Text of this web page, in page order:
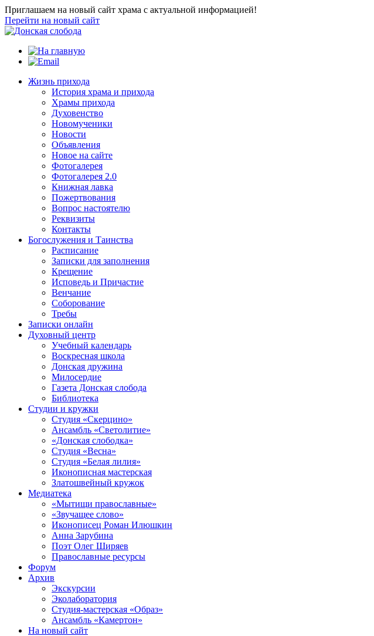
Приглашаем на новый сайт храма с актуальной информацией!
Перейти на новый сайт
Жизнь прихода
История храма и прихода
Храмы прихода
Духовенство
Новомученики
Новости
Объявления
Новое на сайте
Фотогалерея
Фотогалерея 2.0
Книжная лавка
Пожертвования
Вопрос настоятелю
Реквизиты
Контакты
Богослужения и Таинства
Расписание
Записки для заполнения
Крещение
Исповедь и Причастие
Венчание
Соборование
Требы
Записки онлайн
Духовный центр
Учебный календарь
Воскресная школа
Донская дружина
Милосердие
Газета Донская слобода
Библиотека
Студии и кружки
Студия «Скерцино»
Ансамбль «Светолитие»
«Донская слободка»
Студия «Весна»
Студия «Белая лилия»
Иконописная мастерская
Златошвейный кружок
Медиатека
«Мытищи православные»
«Звучащее слово»
Иконописец Роман Илюшкин
Анна Зарубина
Поэт Олег Ширяев
Православные ресурсы
Форум
Архив
Экскурсии
Эколаборатория
Студия-мастерская «Образ»
Ансамбль «Камертон»
На новый сайт